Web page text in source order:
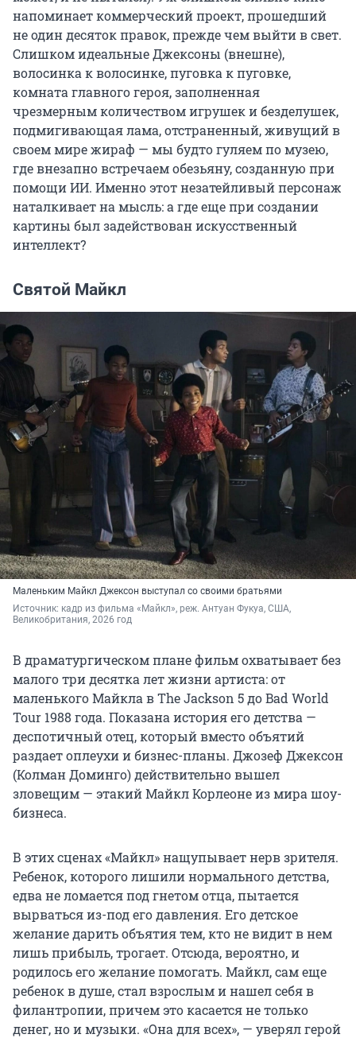
напоминает коммерческий проект, прошедший
не один десяток правок, прежде чем выйти в свет.
Слишком идеальные Джексоны (внешне),
волосинка к волосинке, пуговка к пуговке,
комната главного героя, заполненная
чрезмерным количеством игрушек и безделушек,
подмигивающая лама, отстраненный, живущий в
своем мире жираф — мы будто гуляем по музею,
где внезапно встречаем обезьяну, созданную при
помощи ИИ. Именно этот незатейливый персонаж
наталкивает на мысль: а где еще при создании
картины был задействован искусственный
интеллект?
Святой Майкл
Маленьким Майкл Джексон выступал со своими братьями
Источник: кадр из фильма «Майкл», реж. Антуан Фукуа, США,
Великобритания, 2026 год
В драматургическом плане фильм охватывает без
малого три десятка лет жизни артиста: от
маленького Майкла в The Jackson 5 доBad World
Tour 1988 года. Показана история его детства —
деспотичный отец, который вместо объятий
раздает оплеухи и бизнес-планы. Джозеф Джексон
(Колман Доминго) действительно вышел
зловещим — этакий Майкл Корлеоне из мира шоу-
бизнеса.
В этих сценах «Майкл» нащупывает нерв зрителя.
Ребенок, которого лишили нормального детства,
едва не ломается под гнетом отца, пытается
вырваться из-под его давления. Его детское
желание дарить объятия тем, кто не видит в нем
лишь прибыль, трогает. Отсюда, вероятно, и
родилось его желание помогать. Майкл, сам еще
ребенок в душе, стал взрослым и нашел себя в
филантропии, причем это касается не только
денег, но и музыки. «Она для всех», — уверял герой